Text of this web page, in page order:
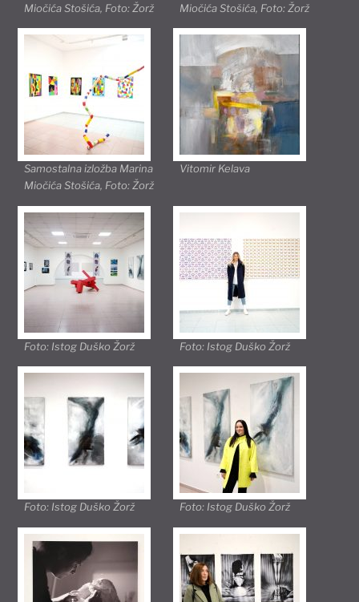
Miočića Stošića, Foto: Žorž
Miočića Stošića, Foto: Žorž
Samostalna izložba Marina
Miočića Stošića, Foto: Žorž
Vitomir Kelava
Foto: Istog Duško Žorž Foto: Istog Duško Žorž
Foto: Istog Duško Žorž Foto: Istog Duško Žorž